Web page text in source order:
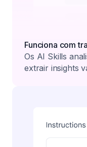
Funciona com
Os AI Skills
extrair insights